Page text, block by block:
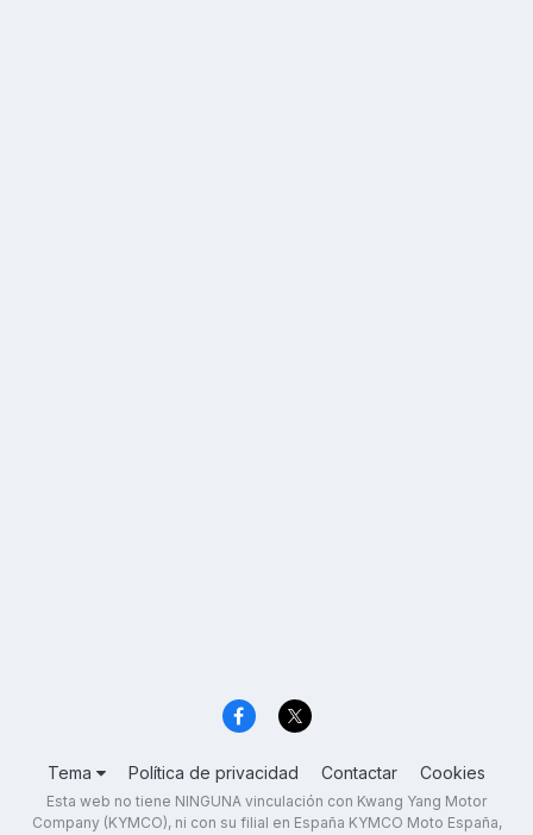
Tema Política de privacidad Contactar Cookies
Esta web no tiene NINGUNA vinculación con Kwang Yang Motor
Company (KYMCO), ni con su filial en España KYMCO Moto España,